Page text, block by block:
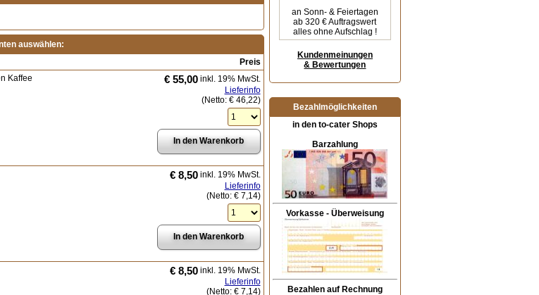
auswählen:
Preis
Kaffee
€ 55,00inkl. 19% MwSt.
Lieferinfo
(Netto: € 46,22)
€ 8,50inkl. 19% MwSt.
Lieferinfo
(Netto: € 7,14)
€ 8,50inkl. 19% MwSt.
Lieferinfo
(Netto: € 7,14)
an Sonn- & Feiertagen
ab 320 € Auftragswert
alles ohne Aufschlag !
Kundenmeinungen
& Bewertungen
Bezahlmöglichkeiten
in den to-cater Shops
Barzahlung
Vorkasse - Überweisung
Bezahlen auf Rechnung